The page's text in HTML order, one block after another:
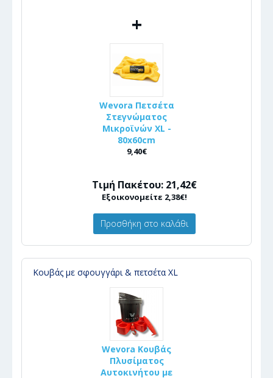
+
Wevora Πετσέτα
Στεγνώματος
Μικροϊνών XL -
80x60cm
9,40€
Τιμή Πακέτου: 21,42€
Εξοικονομείτε 2,38€!
Προσθήκη στο καλάθι
Κουβάς με σφουγγάρι & πετσέτα XL
Wevora Κουβάς
Πλυσίματος
Αυτοκινήτου με